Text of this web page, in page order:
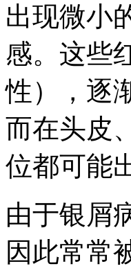
出现微小
感。这些
性），逐
而在头皮
位都可能
由于银屑
因此常常